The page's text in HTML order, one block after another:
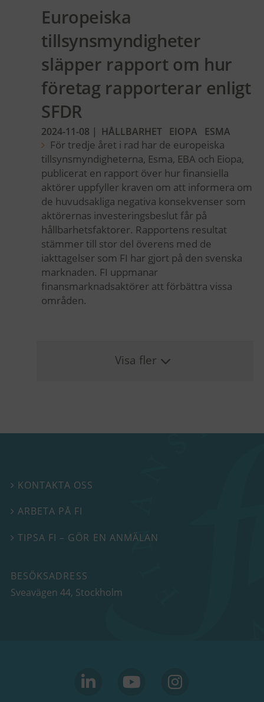
Europeiska
tillsynsmyndigheter
släpper rapport om hur
företag rapporterar enligt
SFDR
2024-11-08 | HÅLLBARHET EIOPA ESMA
För tredje året i rad har de europeiska
tillsynsmyndigheterna, Esma, EBA och Eiopa,
publicerat en rapport över hur finansiella
aktörer uppfyller kraven om att informera om
de huvudsakliga negativa konsekvenser som
aktörernas investeringsbeslut får på
hållbarhetsfaktorer. Rapportens resultat
stämmer till stor del överens med de
iakttagelser som FI har gjort på den svenska
marknaden. FI uppmanar
finansmarknadsaktörer att förbättra vissa
områden.
Visa fler
 KONTAKTA OSS
 ARBETA PÅ FI
TIPSA FI – GÖR EN ANMÄLAN
BESÖKSADRESS
Sveavägen 44, Stockholm